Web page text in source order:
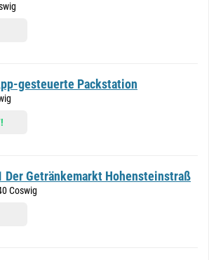
gesteuerte Packstation
Der Getränkemarkt Hohensteinstraß
Coswig